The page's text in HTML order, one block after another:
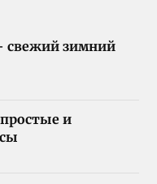
зимний
простые и